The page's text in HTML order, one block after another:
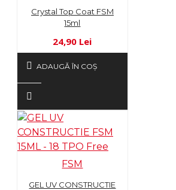
Crystal Top Coat FSM
15ml
24,90 Lei
ADAUGĂ ÎN COŞ
FSM
GEL UV CONSTRUCTIE